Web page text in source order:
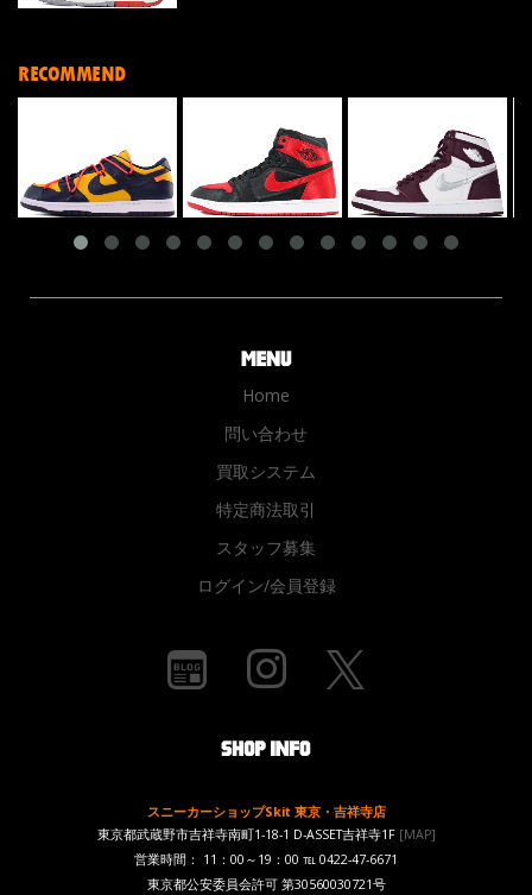
RECOMMEND
Home
問い合わせ
買取システム
特定商法取引
スタッフ募集
ログイン/会員登録
スニーカーショップSkit 東京・吉祥寺店
東京都武蔵野市吉祥寺南町1-18-1 D-ASSET吉祥寺1F [MAP]
営業時間： 11：00～19：00 ℡ 0422-47-6671
東京都公安委員会許可 第30560030721号